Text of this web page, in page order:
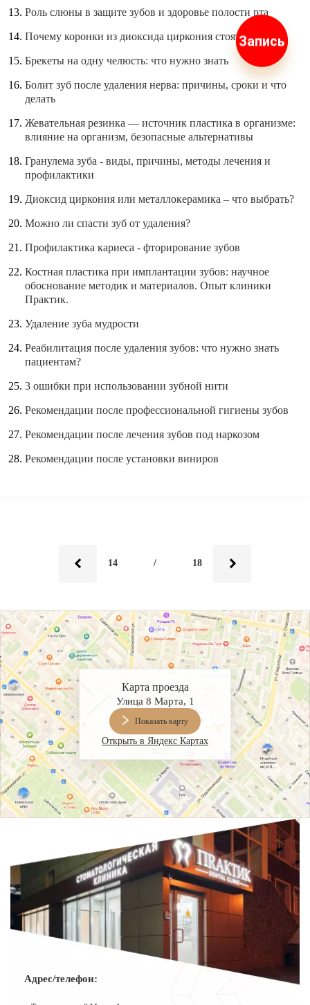
Запись
Роль слюны в защите зубов и здоровье полости рта
Почему коронки из диоксида циркония стоят дороже?
Брекеты на одну челюсть: что нужно знать
Болит зуб после удаления нерва: причины, сроки и что
делать
Жевательная резинка — источник пластика в организме:
влияние на организм, безопасные альтернативы
Гранулема зуба - виды, причины, методы лечения и
профилактики
Диоксид циркония или металлокерамика – что выбрать?
Можно ли спасти зуб от удаления?
Профилактика кариеса - фторирование зубов
Костная пластика при имплантации зубов: научное
обоснование методик и материалов. Опыт клиники
Практик.
Удаление зуба мудрости
Реабилитация после удаления зубов: что нужно знать
пациентам?
3 ошибки при использовании зубной нити
Рекомендации после профессиональной гигиены зубов
Рекомендации после лечения зубов под наркозом
Рекомендации после установки виниров
14 / 18
Карта проезда
Улица 8 Марта, 1
Показать карту
Открыть в Яндекс Картах
Адрес/телефон: